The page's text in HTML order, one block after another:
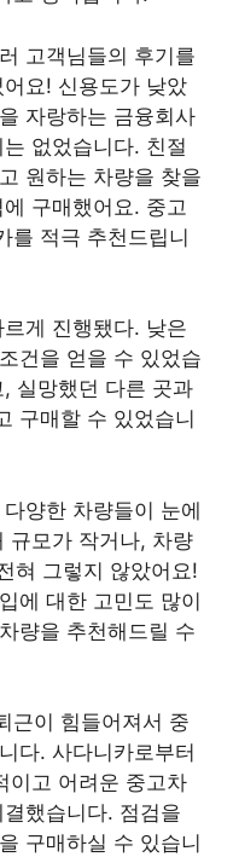
고객님들의 후기를
요! 신용도가 낮았
자랑하는 금융회사
없었습니다. 친절
원하는 차량을 찾을
구매했어요. 중고
를 적극 추천드립니
게 진행됐다. 낮은
건을 얻을 수 있었습
실망했던 다른 곳과
구매할 수 있었습니
양한 차량들이 눈에
규모가 작거나, 차량
혀 그렇지 않았어요!
에 대한 고민도 많이
량을 추천해드릴 수
근이 힘들어져서 중
다. 사다니카로부터
이고 어려운 중고차
했습니다. 점검을
구매하실 수 있습니